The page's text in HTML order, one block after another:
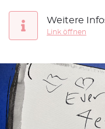
Weitere
Link öffnen